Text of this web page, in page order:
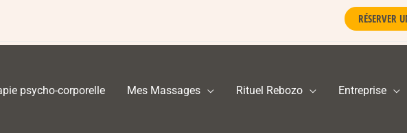
RÉSERVER
psycho-corporelle Mes Massages Rituel Rebozo Entreprise